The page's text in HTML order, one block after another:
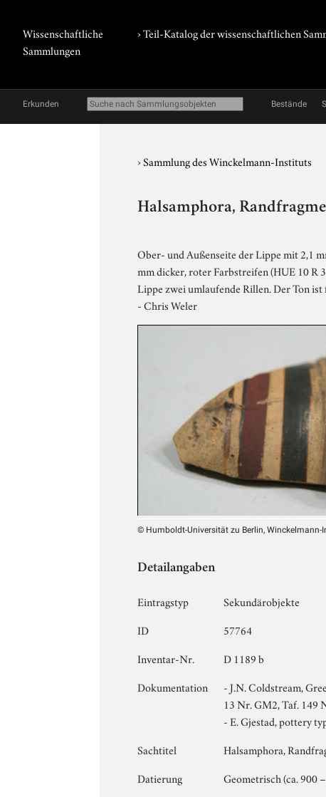
Wissenschaftliche
Sammlungen
› Teil-Katalog der wissenschaftlichen
Erkunden Bestände
›Sammlung des Winckelmann-Instituts
Halsamphora,
Ober- und Außenseite der Lippe mit 2,1
mm dicker, roter Farbstreifen (HUE 10 R
Lippe zwei umlaufende Rillen. Der Ton
- Chris Weler
© Humboldt-Universität zu Berlin, Winckelmann-
Detailangaben
Eintragstyp
Sekundärobjekte
ID
57764
Inventar-Nr.
D 1189 b
Dokumentation
- J.N. Coldstream,
13 Nr. GM2, Taf. 149
- E. Gjestad, pottery
Sachtitel
Halsamphora,
Datierung
Geometrisch (ca. 900